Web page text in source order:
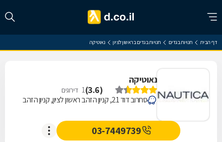
דף הבית חנויות בגדים חנויות בגדים בראשון לציון נאוטיקה
נאוטיקה
(
3.6
)
1 דירוגים
סחרוב דוד 21, קניון הזהב ראשון לציון, קניון הזהב
03-7449739